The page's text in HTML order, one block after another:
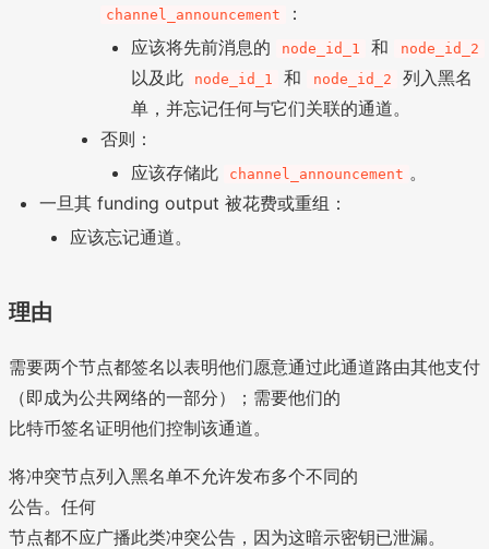
channel_announcement
：
应该将先前消息的
node_id_1 和 node_id_2
以及此 node_id_1 和 node_id_2
列入黑名
单，并忘记任何与它们关联的通道。
否则：
应该存储此
channel_announcement 。
一旦其 funding output 被花费或重组：
应该忘记通道。
理由
需要两个节点都签名以表明他们愿意通过此通道路由其他支付
（即成为公共网络的一部分）；需要他们的
比特币签名证明他们控制该通道。
将冲突节点列入黑名单不允许发布多个不同的
公告。任何
节点都不应广播此类冲突公告，因为这暗示密钥已泄漏。